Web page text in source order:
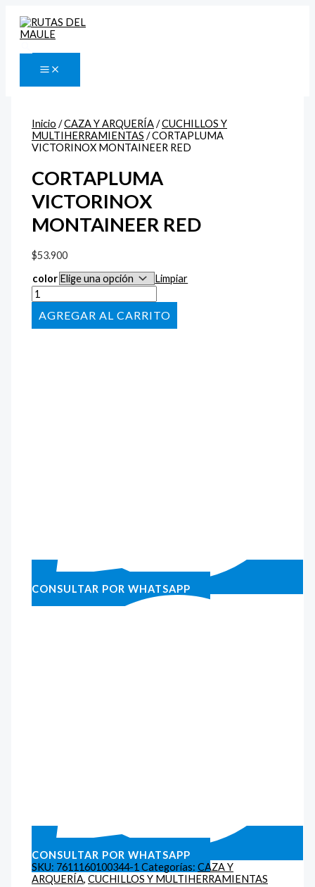
contenido
Inicio /CAZA Y ARQUERÍA/CUCHILLOS Y
MULTIHERRAMIENTAS / CORTAPLUMA
VICTORINOX MONTAINEER RED
CORTAPLUMA
VICTORINOX
MONTAINEER RED
$53.900
color
Limpiar
VICTORINOX
MONTAINEER
RED
cantidad
AÑADIR AL CARRITO
CONSULTAR POR WHATSAPP
CONSULTAR POR WHATSAPP
SKU: 7611160100344-1 Categorías:CAZA Y
ARQUERÍA,CUCHILLOS Y MULTIHERRAMIENTAS